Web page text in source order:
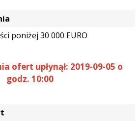
poniżej 30 000 EURO
ofert upłynął: 2019-09-05 o
godz. 10:00